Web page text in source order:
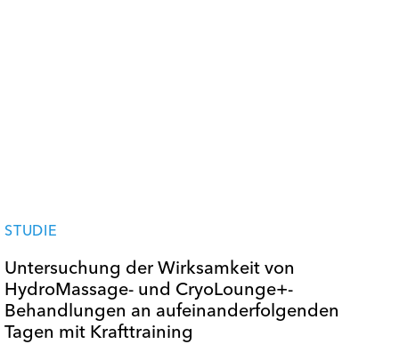
STUDIE
Untersuchung der Wirksamkeit von
HydroMassage- und CryoLounge+-
Behandlungen an aufeinanderfolgenden
Tagen mit Krafttraining